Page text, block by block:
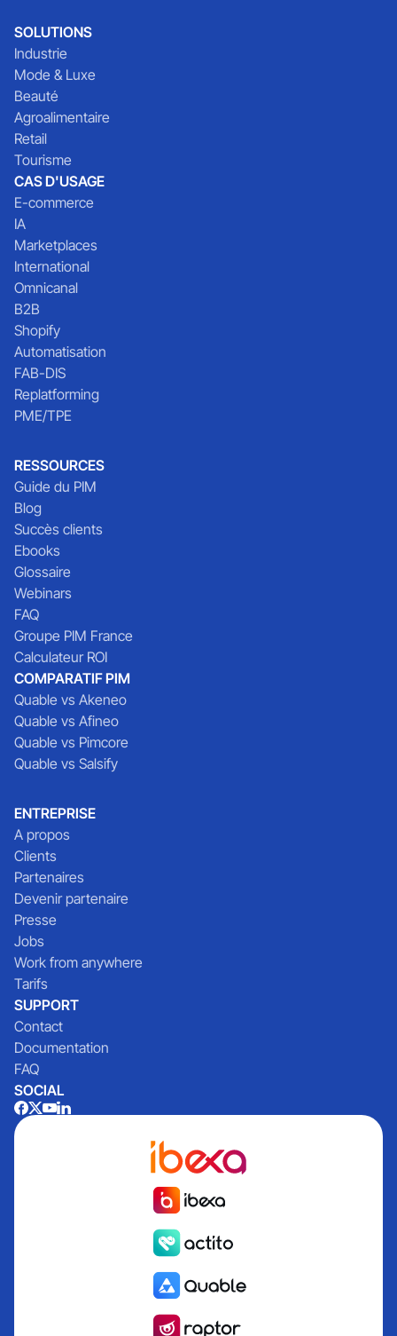
SOLUTIONS
Industrie
Mode & Luxe
Beauté
Agroalimentaire
Retail
Tourisme
CAS D'USAGE
E-commerce
IA
Marketplaces
International
Omnicanal
B2B
Shopify
Automatisation
FAB-DIS
Replatforming
PME/TPE
RESSOURCES
Guide du PIM
Blog
Succès clients
Ebooks
Glossaire
Webinars
FAQ
Groupe PIM France
Calculateur ROI
COMPARATIF PIM
Quable vs Akeneo
Quable vs Afineo
Quable vs Pimcore
Quable vs Salsify
ENTREPRISE
A propos
Clients
Partenaires
Devenir partenaire
Presse
Jobs
Work from anywhere
Tarifs
SUPPORT
Contact
Documentation
FAQ
SOCIAL